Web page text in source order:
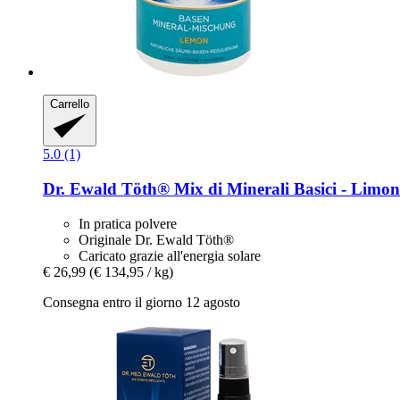
Carrello
5.0 (1)
Dr. Ewald Töth® Mix di Minerali Basici -​
In pratica polvere
Originale Dr. Ewald Töth®
Caricato grazie all'energia solare
€ 26,99 (€ 134,95 / kg)
Consegna entro il giorno 12 agosto